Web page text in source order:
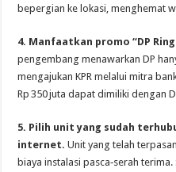
bepergian ke lokasi, menghemat
4. Manfaatkan promo “DP
pengembang menawarkan DP
mengajukan KPR melalui mitra
Rp 350 juta dapat dimiliki dengan
5. Pilih unit yang sudah
internet. Unit yang telah
biaya instalasi pasca‑serah